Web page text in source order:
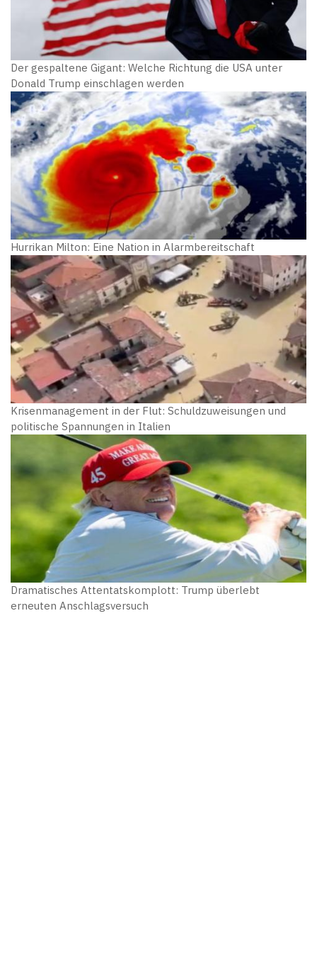
Der gespaltene Gigant: Welche Richtung die USA unter
Donald Trump einschlagen werden
Hurrikan Milton: Eine Nation in Alarmbereitschaft
Krisenmanagement in der Flut: Schuldzuweisungen und
politische Spannungen in Italien
Dramatisches Attentatskomplott: Trump überlebt
erneuten Anschlagsversuch